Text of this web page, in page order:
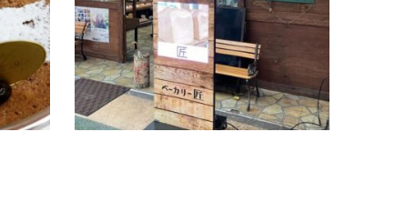
公園のすぐ近く！今年で3年目になるケー
キ屋「ペ・デュ・クール」さんにお邪…
続きを読む